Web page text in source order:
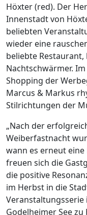
Höxter (red). Der
Innenstadt von
beliebten
wieder eine
beliebte
Nachtschwärmer.
Shopping der
Marcus & Markus
Stilrichtungen der
„Nach der
Weiberfastnacht
wann es erneut
freuen sich die
die positive
im Herbst in die
Godelheimer See